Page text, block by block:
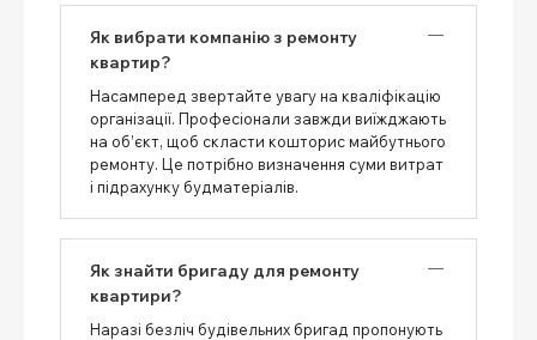
Як вибрати компанію з ремонту
квартир?
Насамперед звертайте увагу на кваліфікацію
організації. Професіонали завжди виїжджають
на об’єкт, щоб скласти кошторис майбутнього
ремонту. Це потрібно визначення суми витрат
і підрахунку будматеріалів.
Як знайти бригаду для ремонту
квартири?
Наразі безліч будівельних бригад пропонують